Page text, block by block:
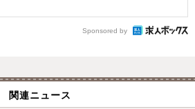
Sponsored by
関連ニュース